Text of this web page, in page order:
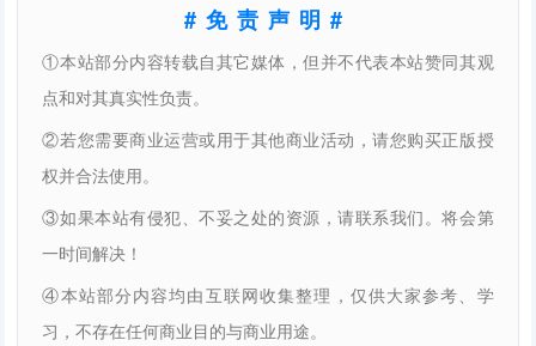
#免责声明#
①本站部分内容转载自其它媒体，但并不代表本站赞同其观
点和对其真实性负责。
②若您需要商业运营或用于其他商业活动，请您购买正版授
权并合法使用。
③如果本站有侵犯、不妥之处的资源，请联系我们。将会第
一时间解决！
④本站部分内容均由互联网收集整理，仅供大家参考、学
习，不存在任何商业目的与商业用途。